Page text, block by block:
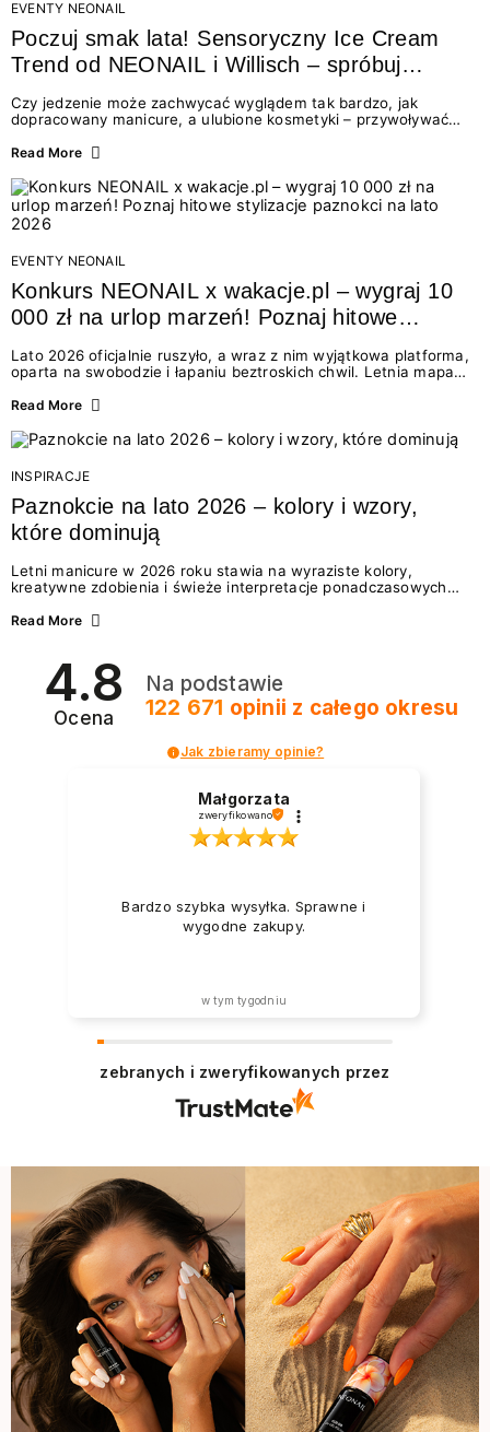
EVENTY NEONAIL
Poczuj smak lata! Sensoryczny Ice Cream
Trend od NEONAIL i Willisch – spróbuj
nowych lodów i odbierz prezent!
Czy jedzenie może zachwycać wyglądem tak bardzo, jak
dopracowany manicure, a ulubione kosmetyki – przywoływać
świata beauty i oszałamiających deserów to coś więcej niż
zmysłami: przez soczysty kolor, aksamitną teksturę,
orzeźwiający zapach i słodki akcent na podniebieniu. Tego lata
NEONAIL łączy siły z marką Willisch, tworząc unikalny projekt
na styku jedzenia i piękna....
Read More
EVENTY NEONAIL
Konkurs NEONAIL x wakacje.pl – wygraj 10
000 zł na urlop marzeń! Poznaj hitowe
Lato 2026 oficjalnie ruszyło, a wraz z nim wyjątkowa platforma,
oparta na swobodzie i łapaniu beztroskich chwil. Letnia mapa
doświadczenia wakacji – od spontanicznych wyjazdów, przez
Motywem przewodnim jest eksplorowanie i kolekcjonowanie
letnich momentów. Z tej okazji przygotowaliśmy coś absolutnie
wyjątkowego: wielki konkurs z wakacje.pl oraz dawkę
najgorętszych trendów w...
Read More
INSPIRACJE
Paznokcie na lato 2026 – kolory i wzory,
które dominują
Letni manicure w 2026 roku stawia na wyraziste kolory,
kreatywne zdobienia i świeże interpretacje ponadczasowych
zarówno energetycznych odcieni inspirowanych wakacjami, jak
2026? Znajdź inspirację dla swojego manicure!
Read More
4.8
Ocena
Na podstawie
122 671 opinii z całego okresu
Jak zbieramy opinie?
Małgorzata
zweryfikowano
Bardzo szybka wysyłka. Sprawne i
wygodne zakupy.
w tym tygodniu
zebranych i zweryfikowanych przez